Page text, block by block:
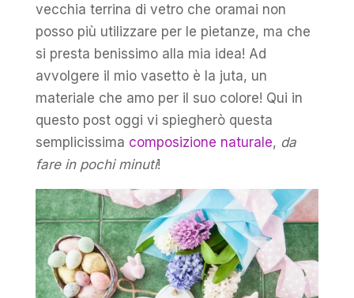
vecchia terrina di vetro che oramai non
posso più utilizzare per le pietanze, ma che
si presta benissimo alla mia idea! Ad
avvolgere il mio vasetto è la juta, un
materiale che amo per il suo colore! Qui in
questo post oggi vi spiegherò questa
semplicissima composizione naturale, da
fare in pochi minuti!